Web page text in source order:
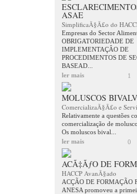
ASAE
SimplificaÃ§Ã£o do
Empresas do Sector
OBRIGATORIEDADE DE
IMPLEMENTAÇÂO DE
PROCEDIMENTOS DE
BASEAD...
ler mais
1
MOLUSCOS
ComercializaÃ§Ã£o e
Relativamente a questões
comercialização de
Os moluscos bival...
ler mais
0
ACÃ‡ÃƒO DE
HACCP AvanÃ§ado
ACÇÃO DE FORMAÇÃO
ANESA promoveu a